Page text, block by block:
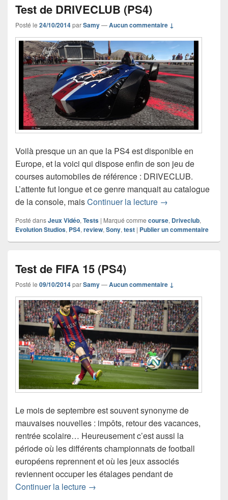
Test de DRIVECLUB (PS4)
Posté le 24/10/2014parSamy—Aucun commentaire ↓
Voilà presque un an que la PS4 est disponible en
Europe, et la voici qui dispose enfin de son jeu de
courses automobiles de référence : DRIVECLUB.
L’attente fut longue et ce genre manquait au catalogue
de la console, maisContinuer la lecture Test de
→
Posté dansJeux Vidéo, Tests | Marqué comme course, Driveclub,
Evolution Studios, PS4, review, Sony, test | Publier un commentaire
Test de FIFA 15 (PS4)
Posté le 09/10/2014parSamy—Aucun commentaire ↓
Le mois de septembre est souvent synonyme de
mauvaises nouvelles : impôts, retour des vacances,
rentrée scolaire… Heureusement c’est aussi la
période où les différents championnats de football
européens reprennent et où les jeux associés
reviennent occuper les étalages pendant de
Continuer la lecture Test de FIFA 15 (PS4)
→